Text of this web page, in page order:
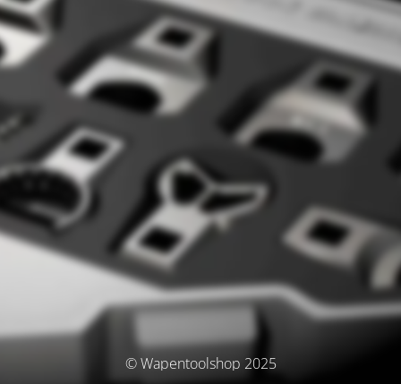
© Wapentoolshop 2025